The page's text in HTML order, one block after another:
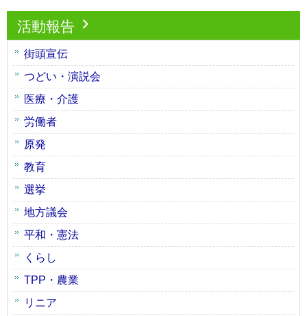
活動報告
街頭宣伝
つどい・演説会
医療・介護
労働者
原発
教育
選挙
地方議会
平和・憲法
くらし
TPP・農業
リニア